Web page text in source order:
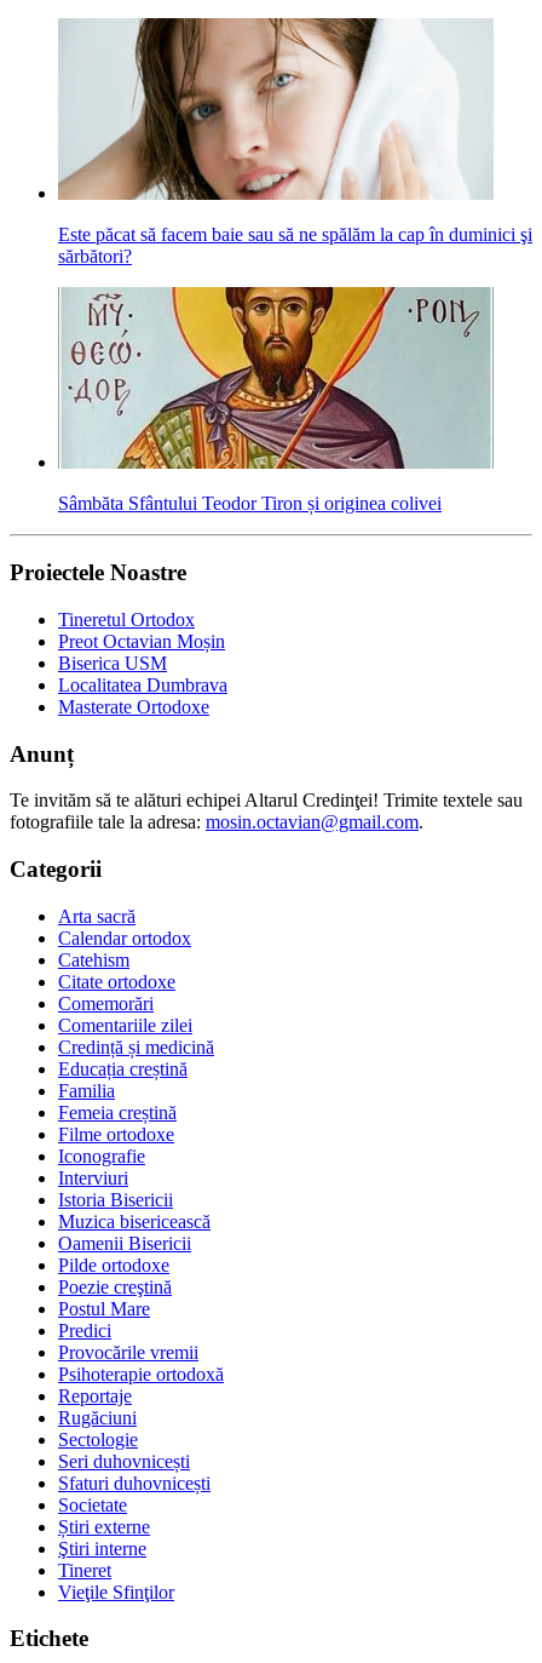
Este păcat să facem baie sau să ne spălăm la cap în duminici şi
sărbători?
Sâmbăta Sfântului Teodor Tiron și originea colivei
Proiectele Noastre
Tineretul Ortodox
Preot Octavian Moșin
Biserica USM
Localitatea Dumbrava
Masterate Ortodoxe
Anunț
Te invităm să te alături echipei Altarul Credinţei! Trimite textele sau
fotografiile tale la adresa: mosin.octavian@gmail.com.
Categorii
Arta sacră
Calendar ortodox
Catehism
Citate ortodoxe
Comemorări
Comentariile zilei
Credință și medicină
Educația creștină
Familia
Femeia creștină
Filme ortodoxe
Iconografie
Interviuri
Istoria Bisericii
Muzica bisericească
Oamenii Bisericii
Pilde ortodoxe
Poezie creştină
Postul Mare
Predici
Provocările vremii
Psihoterapie ortodoxă
Reportaje
Rugăciuni
Sectologie
Seri duhovnicești
Sfaturi duhovnicești
Societate
Știri externe
Ştiri interne
Tineret
Vieţile Sfinţilor
Etichete